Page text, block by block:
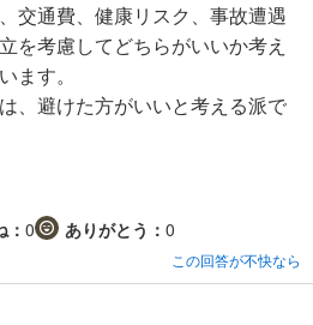
交通費、健康リスク、事故遭遇
を考慮してどちらがいいか考え
ます。
、避けた方がいいと考える派で
0 ありがとう： 0
この回答が不快なら